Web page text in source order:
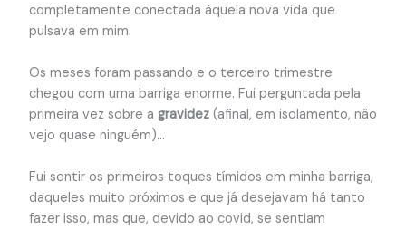
completamente conectada àquela nova vida que
pulsava em mim.
Os meses foram passando e o terceiro trimestre
chegou com uma barriga enorme. Fui perguntada pela
primeira vez sobre a gravidez(afinal, em isolamento, não
vejo quase ninguém)…
Fui sentir os primeiros toques tímidos em minha barriga,
daqueles muito próximos e que já desejavam há tanto
fazer isso, mas que, devido ao covid, se sentiam